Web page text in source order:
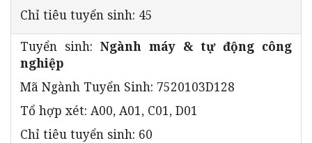
Chỉ tiêu tuyển sinh: 45
Tuyển sinh: Ngành máy & tự động công
nghiệp
Mã Ngành Tuyển Sinh: 7520103D128
Tổ hợp xét: A00, A01, C01, D01
Chỉ tiêu tuyển sinh: 60